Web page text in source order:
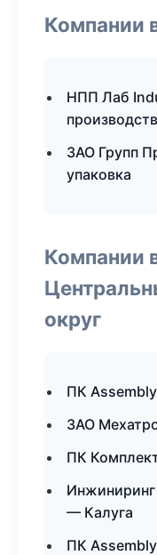
Компании
НПП Лаб
ЗАО Групп
упаковка
Компании
округ
ПК
ЗАО
ПК
— Калуга
ПК